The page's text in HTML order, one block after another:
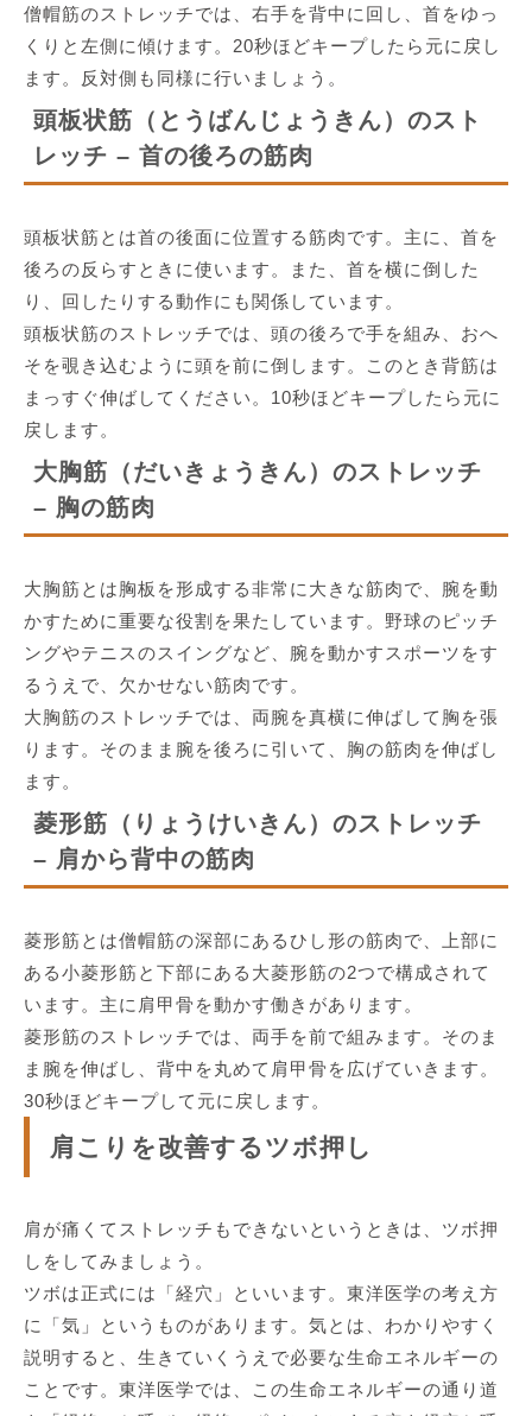
僧帽筋のストレッチでは、右手を背中に回し、首をゆっ
くりと左側に傾けます。20秒ほどキープしたら元に戻し
ます。反対側も同様に行いましょう。
頭板状筋（とうばんじょうきん）のスト
レッチ – 首の後ろの筋肉
頭板状筋とは首の後面に位置する筋肉です。主に、首を
後ろの反らすときに使います。また、首を横に倒した
り、回したりする動作にも関係しています。
頭板状筋のストレッチでは、頭の後ろで手を組み、おへ
そを覗き込むように頭を前に倒します。このとき背筋は
まっすぐ伸ばしてください。10秒ほどキープしたら元に
戻します。
大胸筋（だいきょうきん）のストレッチ
– 胸の筋肉
大胸筋とは胸板を形成する非常に大きな筋肉で、腕を動
かすために重要な役割を果たしています。野球のピッチ
ングやテニスのスイングなど、腕を動かすスポーツをす
るうえで、欠かせない筋肉です。
大胸筋のストレッチでは、両腕を真横に伸ばして胸を張
ります。そのまま腕を後ろに引いて、胸の筋肉を伸ばし
ます。
菱形筋（りょうけいきん）のストレッチ
– 肩から背中の筋肉
菱形筋とは僧帽筋の深部にあるひし形の筋肉で、上部に
ある小菱形筋と下部にある大菱形筋の2つで構成されて
います。主に肩甲骨を動かす働きがあります。
菱形筋のストレッチでは、両手を前で組みます。そのま
ま腕を伸ばし、背中を丸めて肩甲骨を広げていきます。
30秒ほどキープして元に戻します。
肩こりを改善するツボ押し
肩が痛くてストレッチもできないというときは、ツボ押
しをしてみましょう。
ツボは正式には「経穴」といいます。東洋医学の考え方
に「気」というものがあります。気とは、わかりやすく
説明すると、生きていくうえで必要な生命エネルギーの
ことです。東洋医学では、この生命エネルギーの通り道